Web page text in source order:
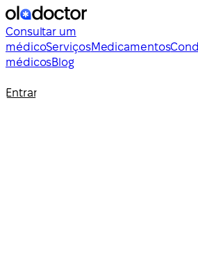
Consultar um
médicoServiçosMedicamentos
médicosBlog
Entrar